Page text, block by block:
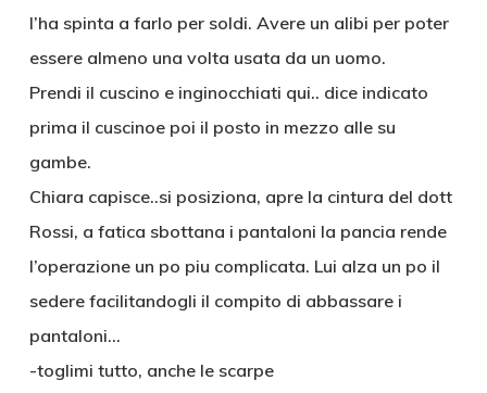
l’ha spinta a farlo per soldi. Avere un alibi per poter
essere almeno una volta usata da un uomo.
Prendi il cuscino e inginocchiati qui.. dice indicato
prima il cuscinoe poi il posto in mezzo alle su
gambe.
Chiara capisce..si posiziona, apre la cintura del dott
Rossi, a fatica sbottana i pantaloni la pancia rende
l’operazione un po piu complicata. Lui alza un po il
sedere facilitandogli il compito di abbassare i
pantaloni…
-toglimi tutto, anche le scarpe